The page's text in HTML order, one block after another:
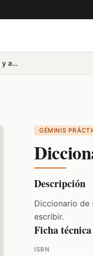
Diccionario de sinónimos y antónimos
GÉMINIS
Descripción
Diccionario de
escribir.
Ficha técnica
ISBN